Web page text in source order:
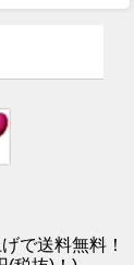
で送料無料！